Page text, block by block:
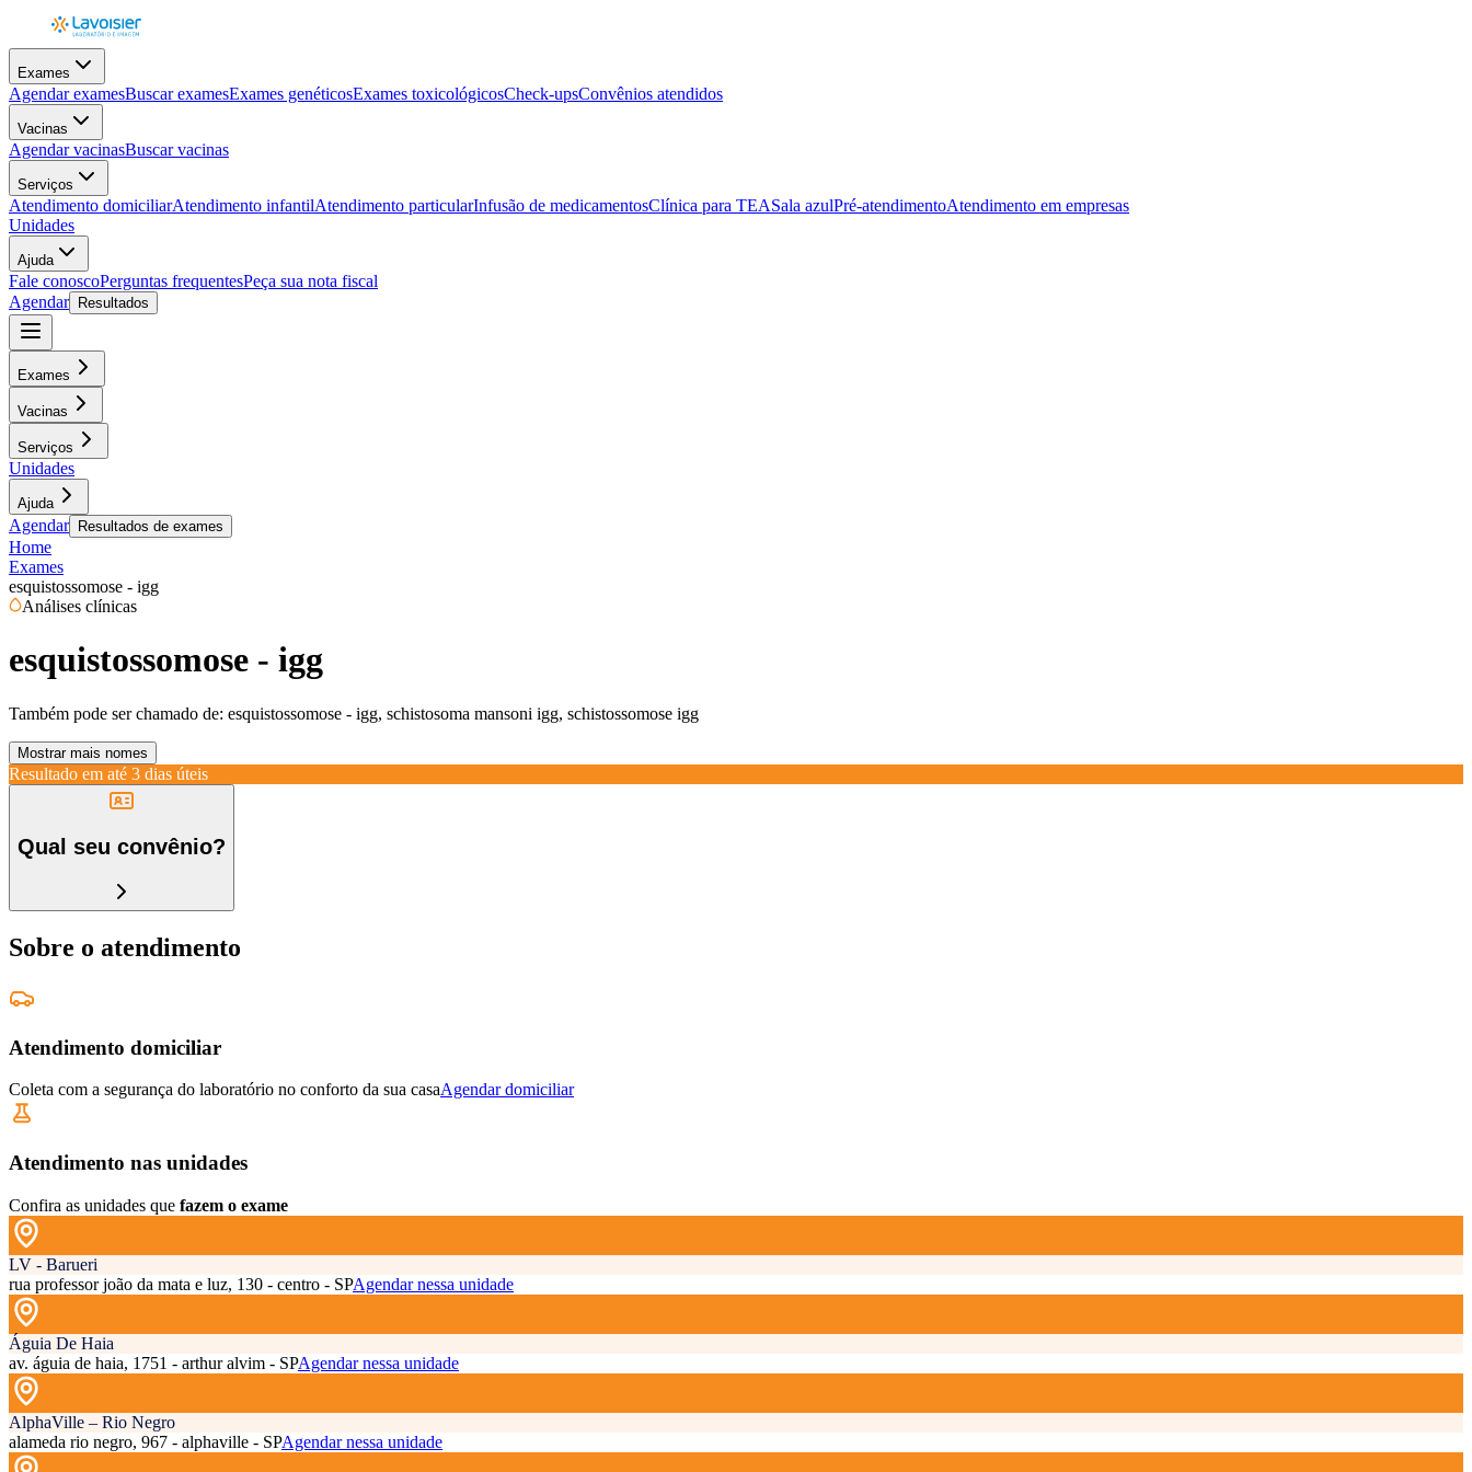
Exames
Agendar examesBuscar examesExames genéticosExames toxicológicosCheck-upsConvênios atendidos
Vacinas
Agendar vacinasBuscar vacinas
Serviços
Atendimento domiciliarAtendimento infantilAtendimento particularInfusão de medicamentosClínica para TEASala azulPré-atendimentoAtendimento em empresas
Unidades
Ajuda
Fale conoscoPerguntas frequentesPeça sua nota fiscal
Agendar
Resultados
Exames
Vacinas
Serviços
Unidades
Ajuda
Agendar Resultados de exames
Home
Exames
esquistossomose - igg
Análises clínicas
esquistossomose - igg
Também pode ser chamado de: esquistossomose - igg, schistosoma mansoni igg, schistossomose igg
Mostrar mais nomes
Resultado em até 3 dias úteis
Qual seu convênio?
Sobre o atendimento
Atendimento domiciliar
Coleta com a segurança do laboratório no conforto da sua casaAgendar domiciliar
Atendimento nas unidades
Confira as unidades que fazem o exame
LV - Barueri
rua professor joão da mata e luz, 130 - centro - SPAgendar nessa unidade
Águia De Haia
av. águia de haia, 1751 - arthur alvim - SPAgendar nessa unidade
AlphaVille – Rio Negro
alameda rio negro, 967 - alphaville - SPAgendar nessa unidade